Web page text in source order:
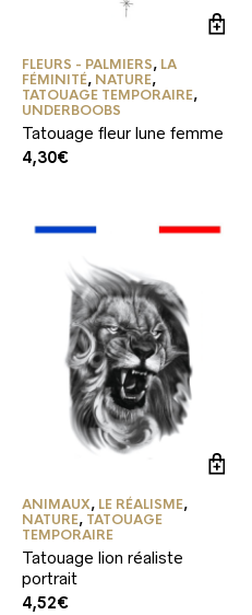
FLEURS - PALMIERS, LA
FÉMINITÉ, NATURE,
TATOUAGE TEMPORAIRE,
UNDERBOOBS
Tatouage fleur lune femme
4,30€
ANIMAUX, LE RÉALISME,
NATURE, TATOUAGE
TEMPORAIRE
Tatouage lion réaliste
portrait
4,52€